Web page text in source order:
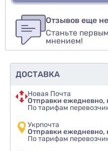
авторизуйтесь или
Оценить товар
Отзывов еще
Станьте
мнением!
ДОСТАВКА
Новая Почта
Отправки
По тарифам
Укрпочта
Отправки
По тарифам